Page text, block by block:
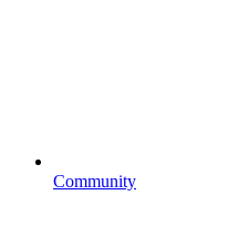
Community